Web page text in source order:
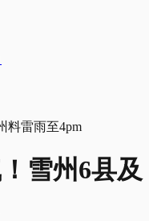
雪州6县及